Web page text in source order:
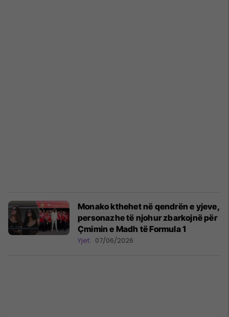
Monako kthehet në qendrën e yjeve,
personazhe të njohur zbarkojnë për
Çmimin e Madh të Formula 1
Yjet 07/06/2026